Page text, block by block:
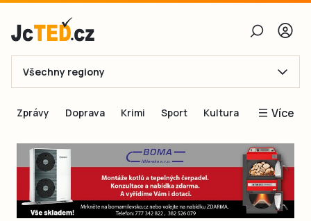
E-mail
Obnovit heslo
Přihlásit se
Všechny regiony
Zprávy Doprava Krimi Sport Kultura Více
Blogy
Inspirace
Čtenáři píší
Speciální přílohy